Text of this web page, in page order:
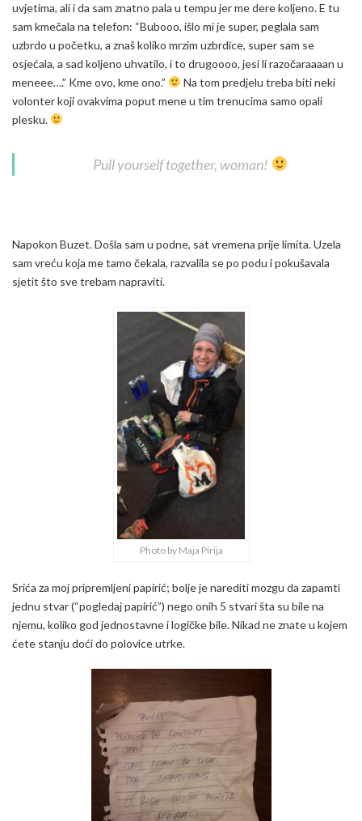
uvjetima, ali i da sam znatno pala u tempu jer me dere koljeno. E tu
sam kmečala na telefon: “Bubooo, išlo mi je super, peglala sam
uzbrdo u početku, a znaš koliko mrzim uzbrdice, super sam se
osjećala, a sad koljeno uhvatilo, i to drugoooo, jesi li razočaraaaan u
meneee….” Kme ovo, kme ono.”
Na tom predjelu treba biti neki
volonter koji ovakvima poput mene u tim trenucima samo opali
plesku.
Pull yourself together, woman!
Napokon Buzet. Došla sam u podne, sat vremena prije limita. Uzela
sam vreću koja me tamo čekala, razvalila se po podu i pokušavala
sjetit što sve trebam napraviti.
Photo by Maja Pirija
Srića za moj pripremljeni papirić; bolje je narediti mozgu da zapamti
jednu stvar (“pogledaj papirić”) nego onih 5 stvari šta su bile na
njemu, koliko god jednostavne i logičke bile. Nikad ne znate u kojem
ćete stanju doći do polovice utrke.